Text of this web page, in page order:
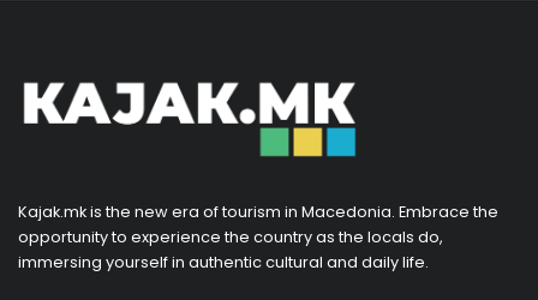
Kajak.mk is the new era of tourism in Macedonia. Embrace the
opportunity to experience the country as the locals do,
immersing yourself in authentic cultural and daily life.